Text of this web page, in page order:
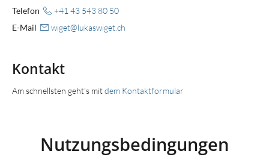
Telefon
+41 43 543 80 50
E-Mail
wiget@lukaswiget.ch
Kontakt
Am schnellsten geht's mitdem Kontaktformular
Nutzungsbedingungen